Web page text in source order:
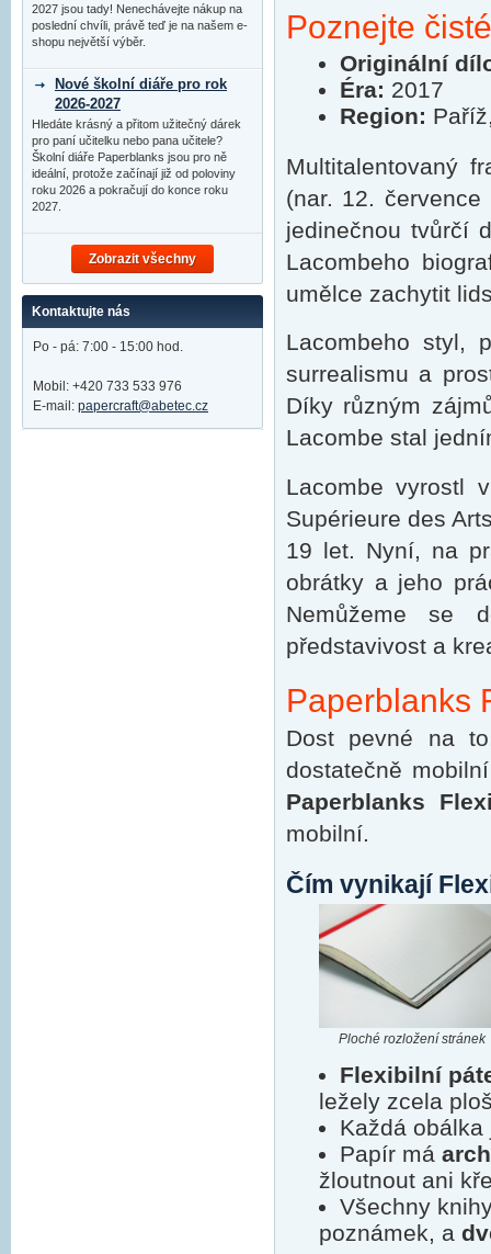
Poznejte
Originální
Éra: 2017
Region:
Multitalentovaný
(nar. 12.
jedinečnou tvůrčí
Lacombeho
umělce zachytit
Lacombeho styl,
surrealismu a
Díky různým
Lacombe stal
Lacombe vyrostl
Supérieure des
19 let. Nyní, na
obrátky a jeho
Nemůžeme se
představivost a
Paperblanks
Dost pevné na
dostatečně
Paperblanks
mobilní.
Čím vynikají
Ploché rozložení stránek
Flexibilní
ležely zcela
Každá
Papír má
žloutnout ani
Všechny
poznámek, a
2027 jsou tady! Nenechávejte nákup na
poslední chvíli, právě teď je na našem e-
shopu největší výběr.
Nové školní diáře pro rok
2026-2027
Hledáte krásný a přitom užitečný dárek
pro paní učitelku nebo pana učitele?
Školní diáře Paperblanks jsou pro ně
ideální, protože začínají již od poloviny
roku 2026 a pokračují do konce roku
2027.
Zobrazit všechny
Kontaktujte nás
Po - pá: 7:00 - 15:00 hod.
Mobil: +420 733 533 976
E-mail: papercraft@abetec.cz